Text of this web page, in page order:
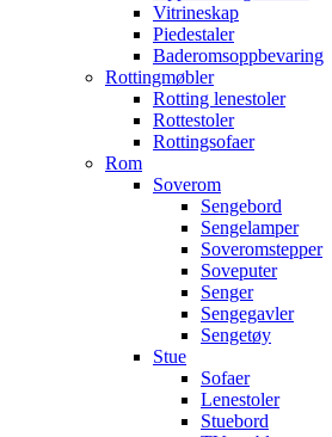
Vitrineskap
Piedestaler
Baderomsoppbevaring
Rottingmøbler
Rotting lenestoler
Rottestoler
Rottingsofaer
Rom
Soverom
Sengebord
Sengelamper
Soveromstepper
Soveputer
Senger
Sengegavler
Sengetøy
Stue
Sofaer
Lenestoler
Stuebord